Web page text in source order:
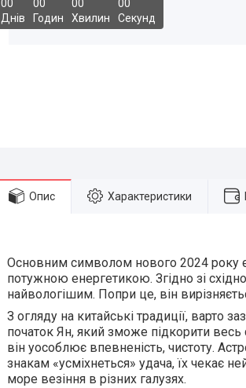
00
Днів
00
Годин
00
Хвилин
00
Секунд
Опис Характеристики
Основним символом нового 2024 року
потужною енергетикою. Згідно зі
найвологішим. Попри це, він
З огляду на китайські традиції, варто
початок Ян, який зможе підкорити весь
він уособлює впевненість, чистоту.
знакам «усміхнеться» удача, їх чекає
море везіння в різних галузях.